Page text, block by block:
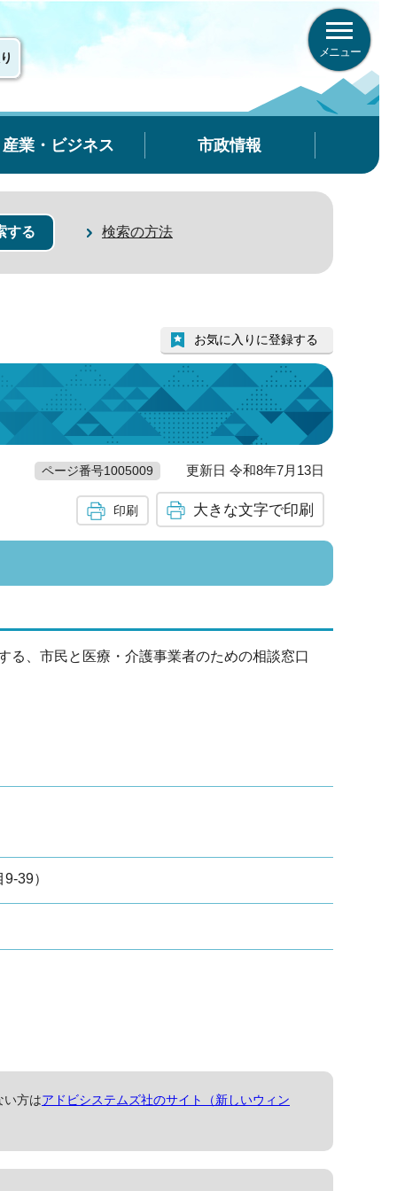
メニュー
産業・ビジネス 市政情報
検索の方法
お気に入りに登録する
ページ番号1005009 更新日 令和8年7月13日
印刷 大きな文字で印刷
る、市民と医療・介護事業者のための相談窓口
39）
い方はアドビシステムズ社のサイト（新しいウィン